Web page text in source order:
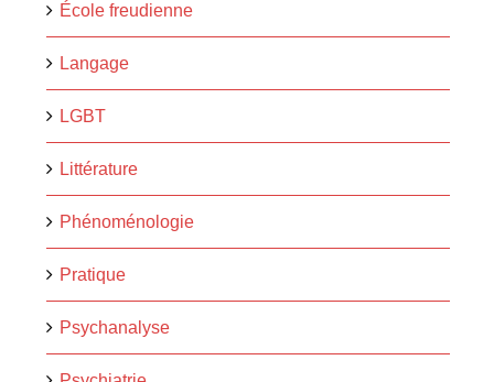
École freudienne
Langage
LGBT
Littérature
Phénoménologie
Pratique
Psychanalyse